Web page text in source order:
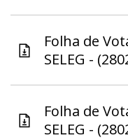
Folha de
SELEG -
Folha de
SELEG -